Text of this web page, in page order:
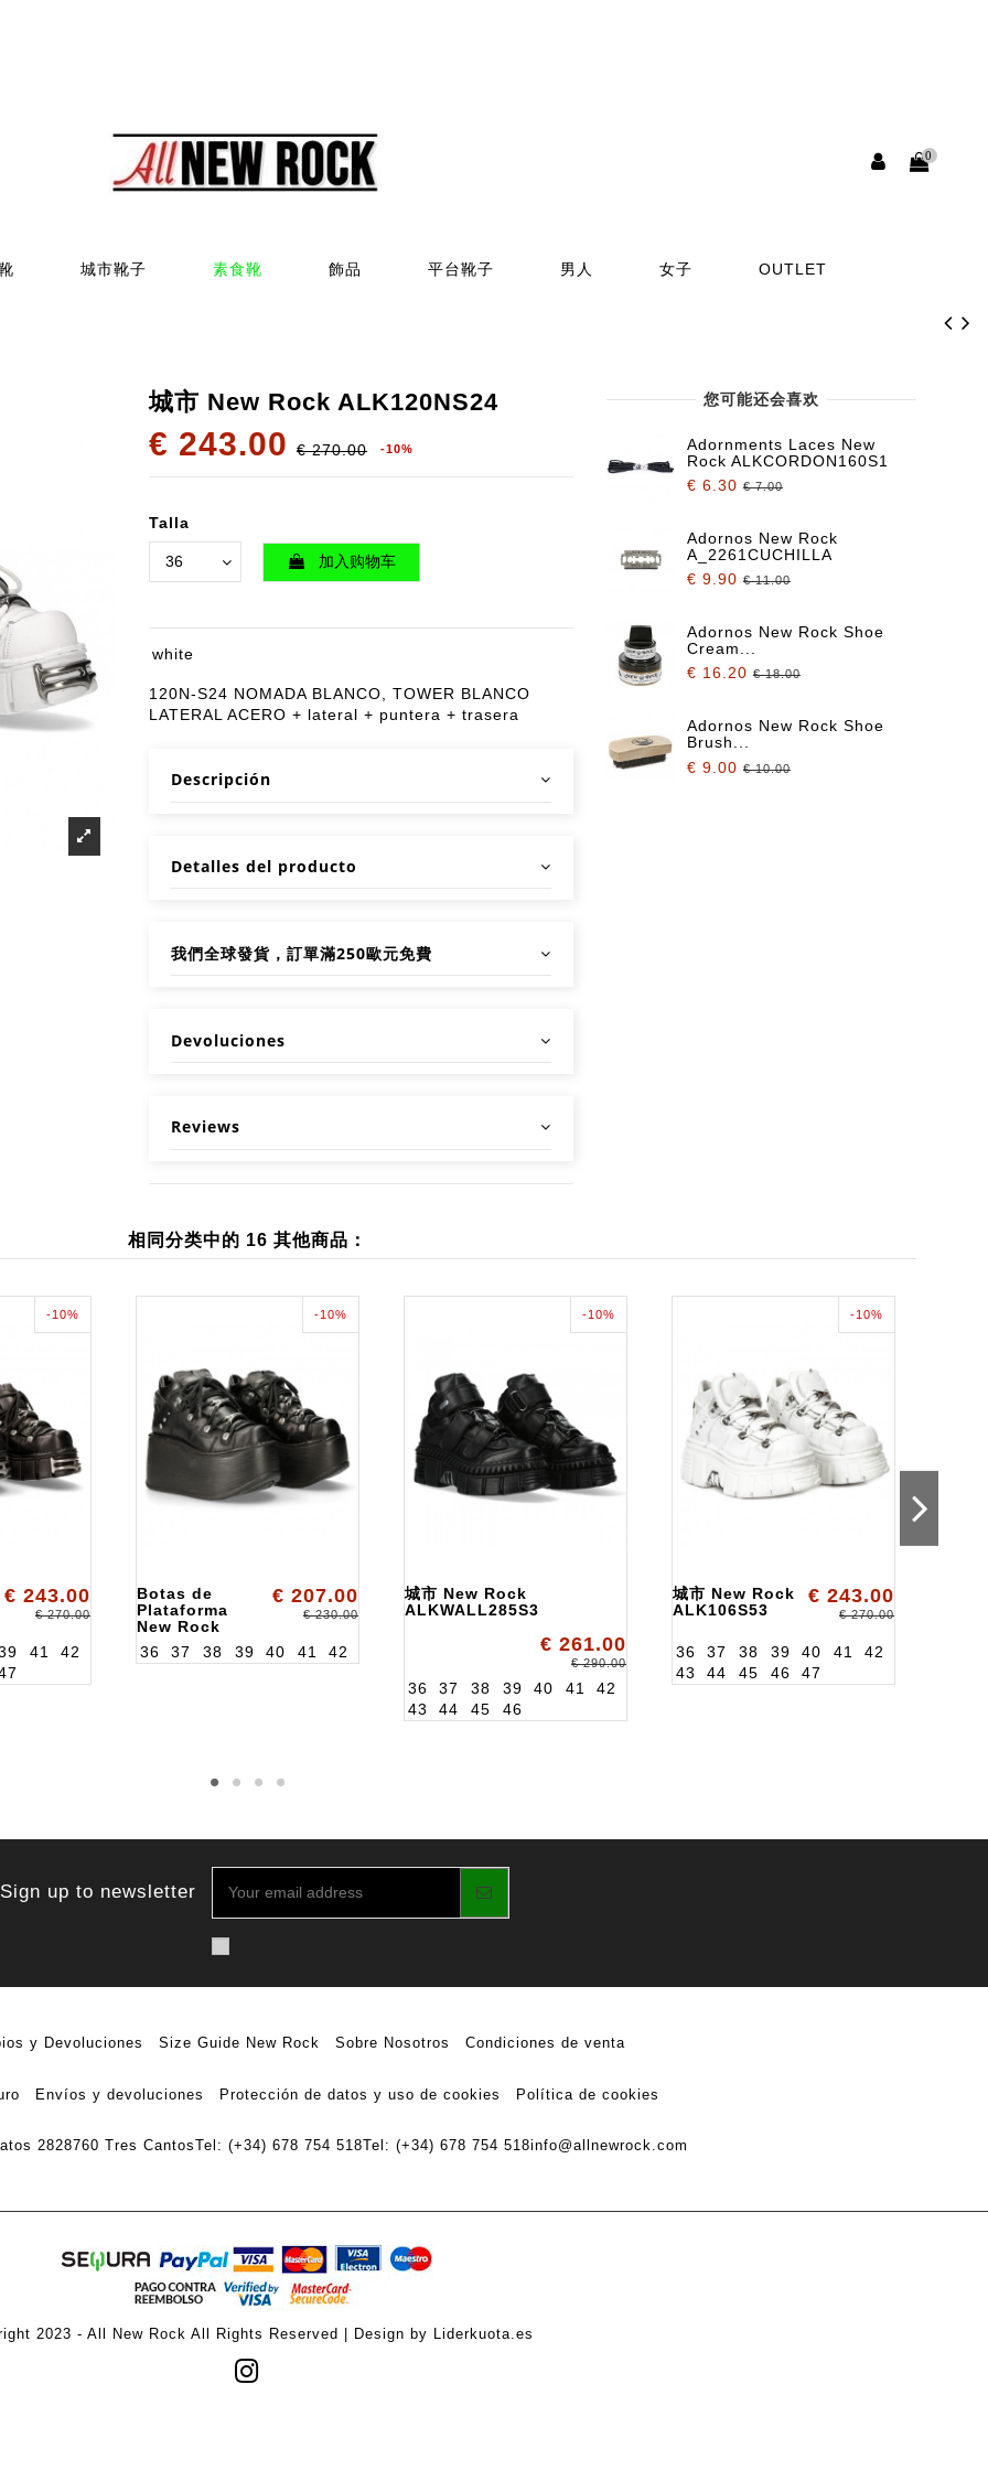
0
城市靴子 素食靴 飾品 平台靴子 男人 女子 OUTLET
城市 New Rock ALK120NS24
€ 243.00 € 270.00 -10%
Talla
加入购物车
white
120N-S24 NOMADA BLANCO, TOWER BLANCO
LATERAL ACERO + lateral + puntera + trasera
Descripción
Detalles del producto
我們全球發貨，訂單滿250歐元免費
Devoluciones
Reviews
您可能还会喜欢
Adornments Laces New
Rock ALKCORDON160S1
€ 6.30 € 7.00
Adornos New Rock
A_2261CUCHILLA
€ 9.90 € 11.00
Adornos New Rock Shoe
Cream...
€ 16.20 € 18.00
Adornos New Rock Shoe
Brush...
€ 9.00 € 10.00
相同分类中的 16 其他商品：
-10%
€ 243.00
€ 270.00
41
42
-10%
Botas de
Plataforma
New Rock
ALK106NS77
€ 207.00
€ 230.00
36 37 38 39 40 41 42
-10%
城市 New Rock
ALKWALL285S3
€ 261.00
€ 290.00
36 37 38 39 40 41
42
43
44 45 46
-10%
城市 New Rock
ALK106S53
€ 243.00
€ 270.00
36 37 38 39 40 41
42
43
44 45 46 47
Sign up to newsletter
y Devoluciones Size Guide New Rock Sobre Nosotros Condiciones de venta
Envíos y devoluciones Protección de datos y uso de cookies Política de cookies
2828760 Tres CantosTel: (+34) 678 754 518Tel: (+34) 678 754 518info@allnewrock.com
2023 - All New Rock All Rights Reserved | Design by Liderkuota.es